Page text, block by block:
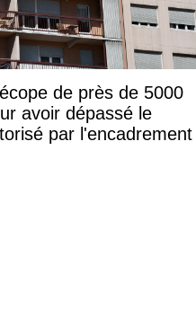
de près de 5000
avoir dépassé le
par l'encadrement